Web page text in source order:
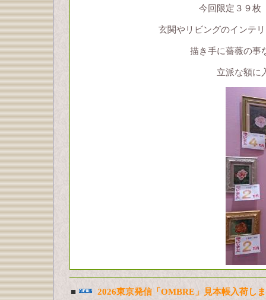
今回限定３９枚
玄関やリビングのインテ
描き手に薔薇の事
立派な額に
■
2026東京発信「OMBRE」見本帳入荷し